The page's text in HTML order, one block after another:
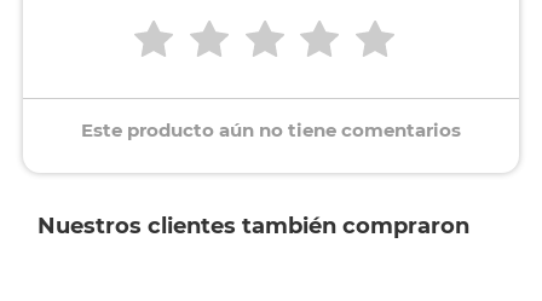
Este producto aún no tiene comentarios
Nuestros clientes también compraron